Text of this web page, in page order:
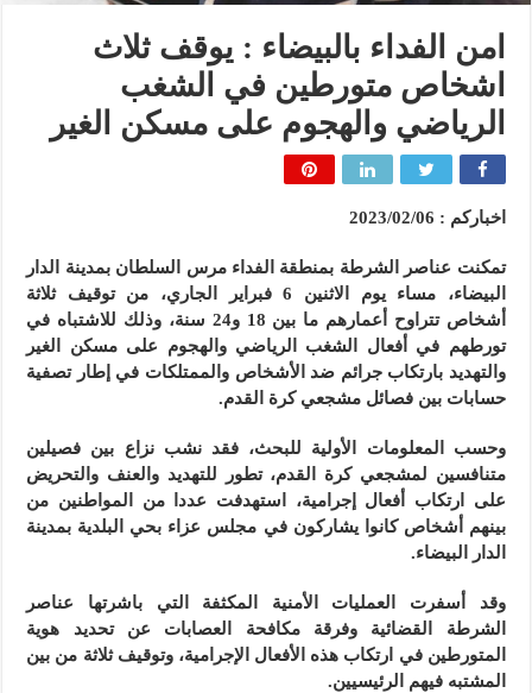
امن الفداء بالبيضاء : يوقف ثلاث
اشخاص متورطين في الشغب
الرياضي والهجوم على مسكن الغير
اخباركم : 2023/02/06
تمكنت عناصر الشرطة بمنطقة الفداء مرس السلطان بمدينة الدار
البيضاء، مساء يوم الاثنين 6 فبراير الجاري، من توقيف ثلاثة
أشخاص تتراوح أعمارهم ما بين 18 و24 سنة، وذلك للاشتباه في
تورطهم في أفعال الشغب الرياضي والهجوم على مسكن الغير
والتهديد بارتكاب جرائم ضد الأشخاص والممتلكات في إطار تصفية
حسابات بين فصائل مشجعي كرة القدم.
وحسب المعلومات الأولية للبحث، فقد نشب نزاع بين فصيلين
متنافسين لمشجعي كرة القدم، تطور للتهديد والعنف والتحريض
على ارتكاب أفعال إجرامية، استهدفت عددا من المواطنين من
بينهم أشخاص كانوا يشاركون في مجلس عزاء بحي البلدية بمدينة
الدار البيضاء.
وقد أسفرت العمليات الأمنية المكثفة التي باشرتها عناصر
الشرطة القضائية وفرقة مكافحة العصابات عن تحديد هوية
المتورطين في ارتكاب هذه الأفعال الإجرامية، وتوقيف ثلاثة من بين
المشتبه فيهم الرئيسيين.